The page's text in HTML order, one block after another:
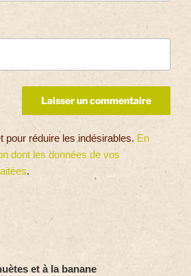
pour réduire les indésirables. En
dont les données de vos
.
et à la banane